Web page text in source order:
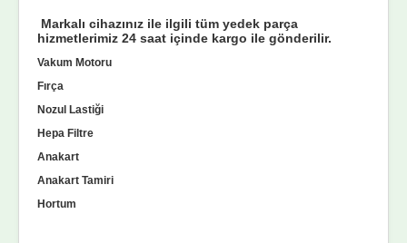
Markalı cihazınız ile ilgili tüm yedek parça
hizmetlerimiz 24 saat içinde kargo ile gönderilir.
Vakum Motoru
Fırça
Nozul Lastiği
Hepa Filtre
Anakart
Anakart Tamiri
Hortum